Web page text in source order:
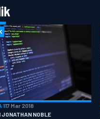
117 Mar 2018
JONATHAN NOBLE